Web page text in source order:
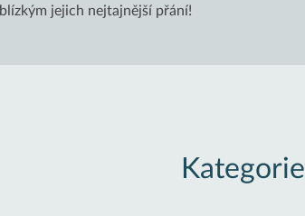
blízkým jejich nejtajnější přání!
Kategorie